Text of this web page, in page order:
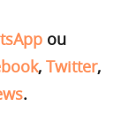
ou
, Twitter,
.